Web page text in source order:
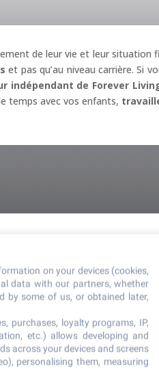
de leur vie et leur situation
et pas qu’au niveau carrière. Si
indépendant de Forever
temps avec vos enfants,
on your devices (cookies,
data with our partners, whether
by some of us, or obtained later,
purchases, loyalty programs, IP,
etc.) allows developing and
across your devices and screens
personalising them, measuring